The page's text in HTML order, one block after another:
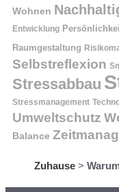
Wohnen
Entwicklung
Raumgestaltung
Selbstreflexion
Stressabbau
Stressmanagement
Umweltschutz
Balance
Zuhause>